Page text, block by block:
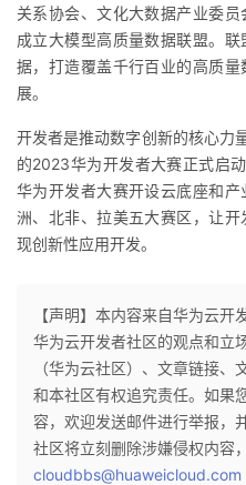
关系协会、文化大数据产业委
成立大模型高质量数据联盟。
据，打造覆盖千行百业的高质
展。
开发者是推动数字创新的核心力
的2023华为开发者大赛正式启
华为开发者大赛开设云底座和产
洲、北非、拉美五大赛区，让
现创新性应用开发。
【声明】本内容来自华为云
华为云开发者社区的观点和立
（华为云社区）、文章链接
和本社区有权追究责任。如果
容，欢迎发送邮件进行举报，
社区将立刻删除涉嫌侵权内容
cloudbbs@huaweicloud.com